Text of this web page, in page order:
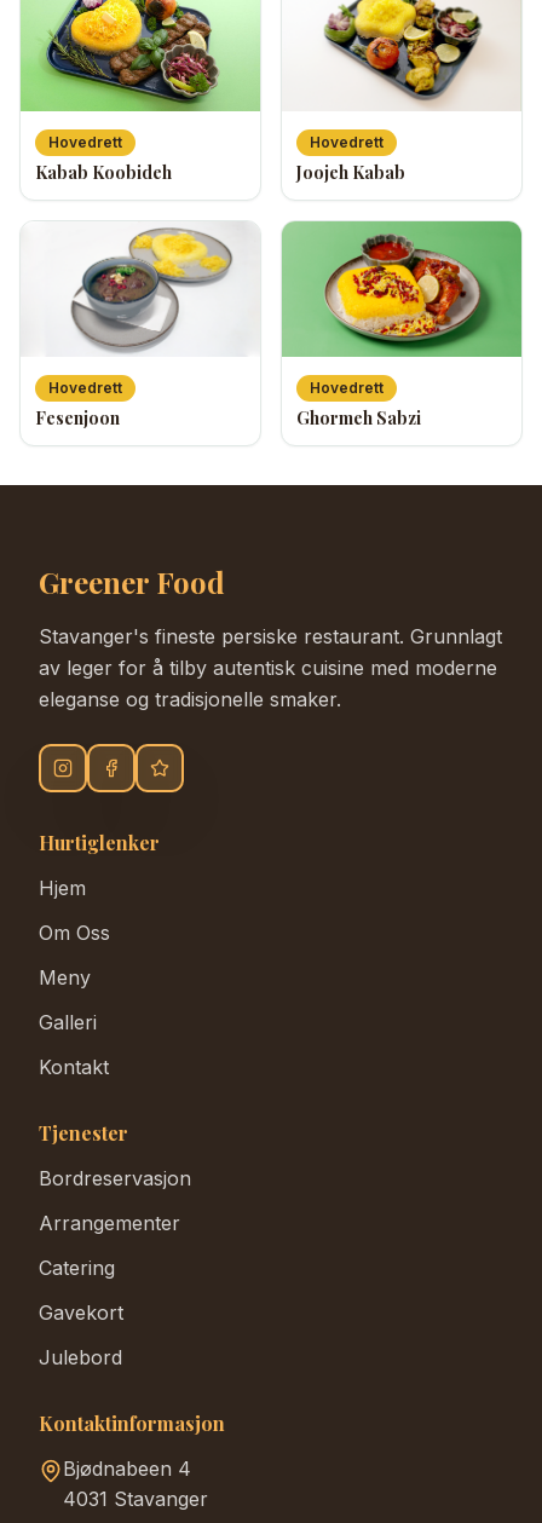
Hovedrett
Kabab Koobideh
Hovedrett
Joojeh Kabab
Hovedrett
Fesenjoon
Hovedrett
Ghormeh Sabzi
Greener Food
Stavanger's fineste persiske restaurant. Grunnlagt
av leger for å tilby autentisk cuisine med moderne
eleganse og tradisjonelle smaker.
Hurtiglenker
Hjem
Om Oss
Meny
Galleri
Kontakt
Tjenester
Bordreservasjon
Arrangementer
Catering
Gavekort
Julebord
Kontaktinformasjon
Bjødnabeen 4
4031 Stavanger